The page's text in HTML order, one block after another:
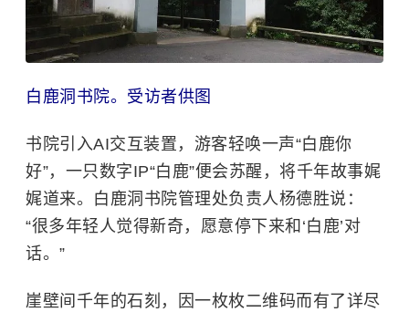
白鹿洞书院。受访者供图
书院引入AI交互装置，游客轻唤一声“白鹿你
好”，一只数字IP“白鹿”便会苏醒，将千年故事娓
娓道来。白鹿洞书院管理处负责人杨德胜说：
“很多年轻人觉得新奇，愿意停下来和‘白鹿’对
话。”
崖壁间千年的石刻，因一枚枚二维码而有了详尽